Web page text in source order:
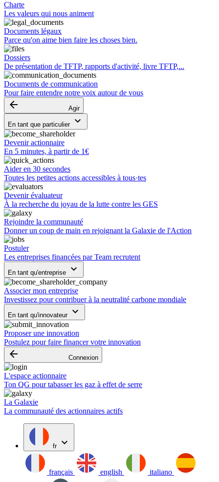
Charte
Les valeurs qui nous animent
Documents légaux
Parce qu'on aime bien faire les choses bien.
Dossiers
De présentation de TFTP, rapports d'activité, livre TFTP,...
Documents de communication
Pour faire entendre notre voix autour de vous
arrow_backward Agir
En tant que particulier keyboard_arrow_down
Devenir actionnaire
En 5 minutes, à partir de 1€
Aider en 30 secondes
Toutes les petites actions accessibles à tous·tes
Devenir évaluateur
À la recherche du joyau de la lutte contre les GES
Rejoindre la communauté
Donner un coup de main en rejoignant la Galaxie de l'Action
Postuler
Les entreprises financées par Team recrutent
En tant qu'entreprise keyboard_arrow_down
Associer mon entreprise
Investissez pour contribuer à la neutralité carbone mondiale
En tant qu'innovateur keyboard_arrow_down
Proposer une innovation
Postulez pour faire financer votre innovation
arrow_backward Connexion
L'espace actionnaire
Ton QG pour tabasser les gaz à effet de serre
La Galaxie
La communauté des actionnaires actifs
fr expand_more
français english italiano